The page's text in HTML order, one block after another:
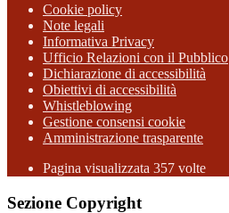
Cookie policy
Note legali
Informativa Privacy
Ufficio Relazioni con il Pubblico
Dichiarazione di accessibilità
Obiettivi di accessibilità
Whistleblowing
Gestione consensi cookie
Amministrazione trasparente
Pagina visualizzata 357 volte
Sezione Copyright